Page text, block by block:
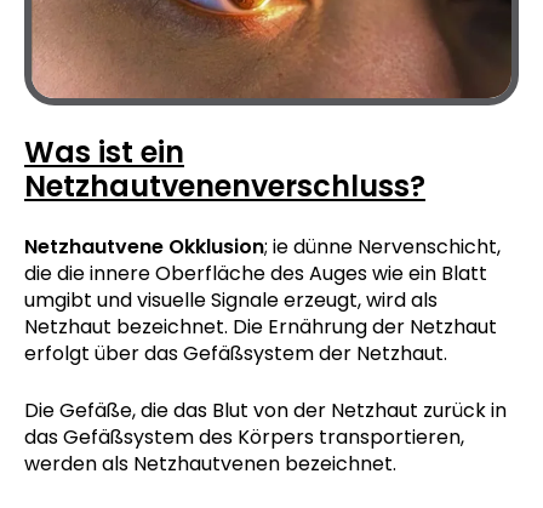
Was ist ein
Netzhautvenenverschluss?
Netzhautvene Okklusion; ie dünne Nervenschicht,
die die innere Oberfläche des Auges wie ein Blatt
umgibt und visuelle Signale erzeugt, wird als
Netzhaut bezeichnet. Die Ernährung der Netzhaut
erfolgt über das Gefäßsystem der Netzhaut.
Die Gefäße, die das Blut von der Netzhaut zurück in
das Gefäßsystem des Körpers transportieren,
werden als Netzhautvenen bezeichnet.